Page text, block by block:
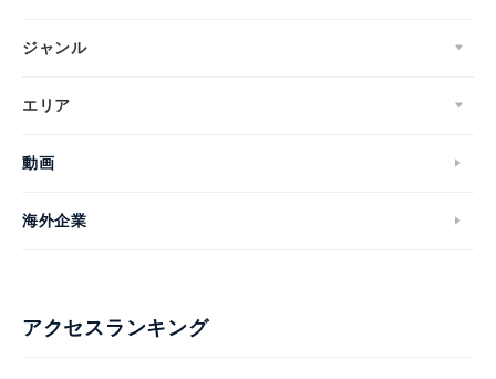
ジャンル
エリア
動画
海外企業
アクセスランキング